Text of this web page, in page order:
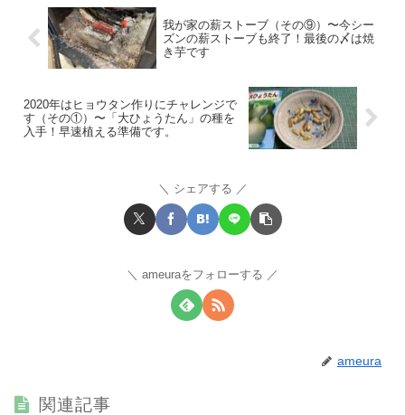
我が家の薪ストーブ（その⑨）〜今シー
ズンの薪ストーブも終了！最後の〆は焼
き芋です
2020年はヒョウタン作りにチャレンジで
す（その①）〜「大ひょうたん」の種を
入手！早速植える準備です。
シェアする
ameuraをフォローする
ameura
関連記事